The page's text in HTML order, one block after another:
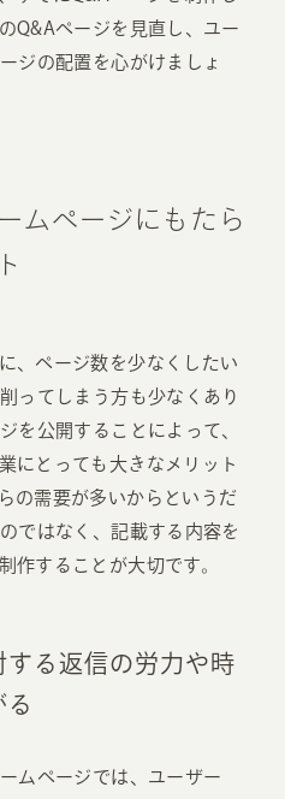
Q&Aページを見直し、ユー
ジの配置を心がけましょ
ムページにもたら
、ページ数を少なくしたい
ってしまう方も少なくあり
を公開することによって、
にとっても大きなメリット
の需要が多いからというだ
ではなく、記載する内容を
作することが大切です。
する返信の労力や時
る
ムページでは、ユーザー